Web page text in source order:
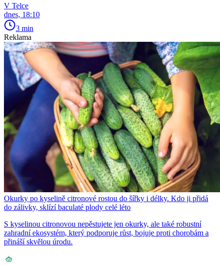
V Telce
dnes, 18:10
3 min
Reklama
Okurky po kyselině citronové rostou do šířky i délky. Kdo ji přidá
do zálivky, sklízí baculaté plody celé léto
S kyselinou citronovou nepěstujete jen okurky, ale také robustní
zahradní ekosystém, který podporuje růst, bojuje proti chorobám a
přináší skvělou úrodu.